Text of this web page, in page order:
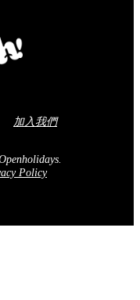
加入我們
Policy